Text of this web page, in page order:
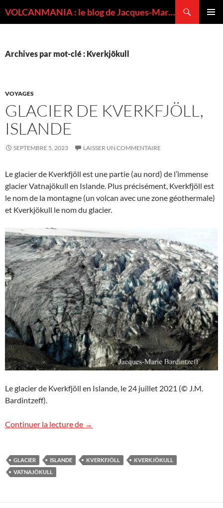
VOLCANMANIA : le blog de Jacques-Marie BARDINTZEFF, volcanologue
Archives par mot-clé : Kverkjökull
VOYAGES
GLACIER DE KVERKFJÖLL,
ISLANDE
SEPTEMBRE 5, 2023 LAISSER UN COMMENTAIRE
Le glacier de Kverkfjöll est une partie (au nord) de l’immense
glacier Vatnajökull en Islande. Plus précisément, Kverkfjöll est
le nom de la montagne (un volcan avec une zone géothermale)
et Kverkjökull le nom du glacier.
Le glacier de Kverkfjöll en Islande, le 24 juillet 2021 (© J.M.
Bardintzeff).
Continuer la lecture de Glacier de Kverkfjöll, Islande
→
GLACIER ISLANDE KVERKFJÖLL
KVERKJÖKULL
VATNAJÖKULL